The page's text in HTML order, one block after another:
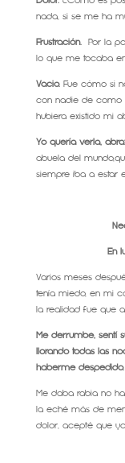
nada, si se me ha
Frustración. Por la
lo que me tocaba
Vacio. Fue cómo si
con nadie de como
hubiera existido mi
Yo quería verla,
abuela del
siempre iba a estar
En
Varios meses
tenía miedo, en mi
la realidad fue que
Me derrumbé, sentí
llorando todas las
haberme despedido.
Me daba rabia no
la eché más de
dolor, acepté que